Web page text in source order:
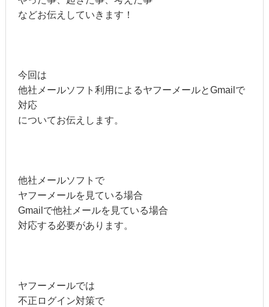
などお伝えしていきます！
今回は
他社メールソフト利用によるヤフーメールとGmailで
対応
についてお伝えします。
他社メールソフトで
ヤフーメールを見ている場合
Gmailで他社メールを見ている場合
対応する必要があります。
ヤフーメールでは
不正ログイン対策で